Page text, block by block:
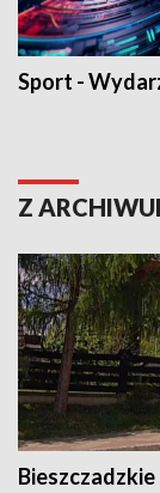
Sport -
Z